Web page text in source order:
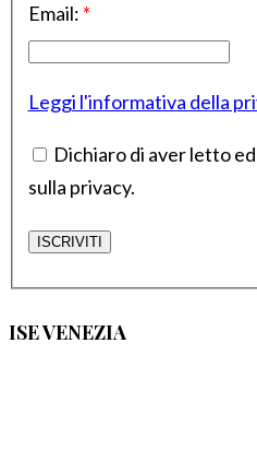
Email: *
Leggi l'informativa della
Dichiaro di aver letto
sulla privacy.
ISE VENEZIA